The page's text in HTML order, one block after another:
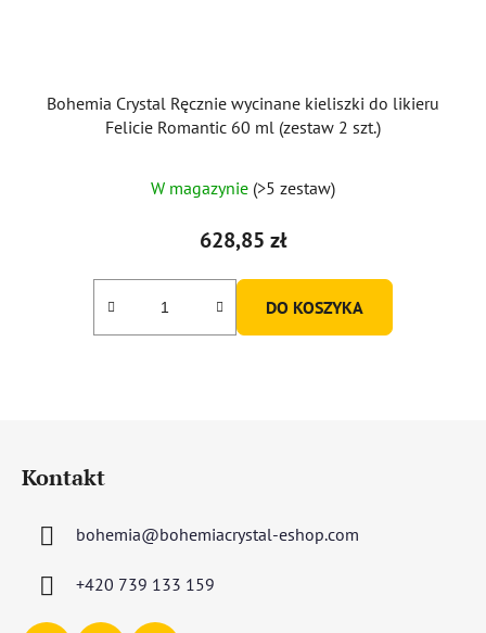
Bohemia Crystal Ręcznie wycinane kieliszki do likieru
Felicie Romantic 60 ml (zestaw 2 szt.)
W magazynie (>5 zestaw)
628,85 zł
DO KOSZYKA
Kontakt
bohemia@bohemiacrystal-eshop.com
+420 739 133 159